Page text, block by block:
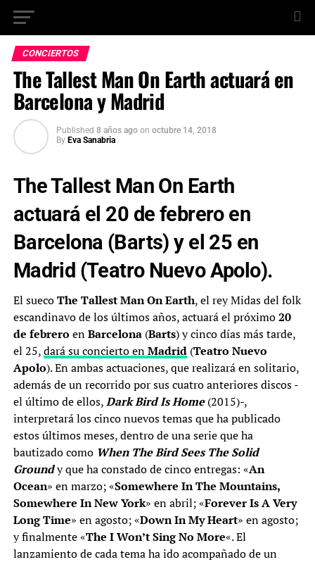
CONCIERTOS
The Tallest Man On Earth actuará en
Barcelona y Madrid
Published 8 años ago on octubre 14, 2018
By Eva Sanabria
The Tallest Man On Earth
actuará el 20 de febrero en
Barcelona (Barts) y el 25 en
Madrid (Teatro Nuevo Apolo).
El suecoThe Tallest Man On Earth, el rey Midas del folk
escandinavo de los últimos años, actuará el próximo20
de febrero enBarcelona(Barts) y cinco días más tarde,
el 25,dará su concierto enMadrid(Teatro Nuevo
Apolo). En ambas actuaciones, que realizará en solitario,
además de un recorrido por sus cuatro anteriores discos -
el último de ellos,Dark Bird Is Home(2015)-,
interpretará los cinco nuevos temas que ha publicado
estos últimos meses, dentro de una serie que ha
bautizado como When The Bird Sees The Solid
Groundy que ha constado de cinco entregas: «An
Ocean» en marzo; «Somewhere In The Mountains,
Somewhere In New York» en abril; «Forever Is A Very
Long Time» en agosto; «Down In My Heart» en agosto;
y finalmente «The I Won’t Sing No More«. El
lanzamiento de cada tema ha ido acompañado de un